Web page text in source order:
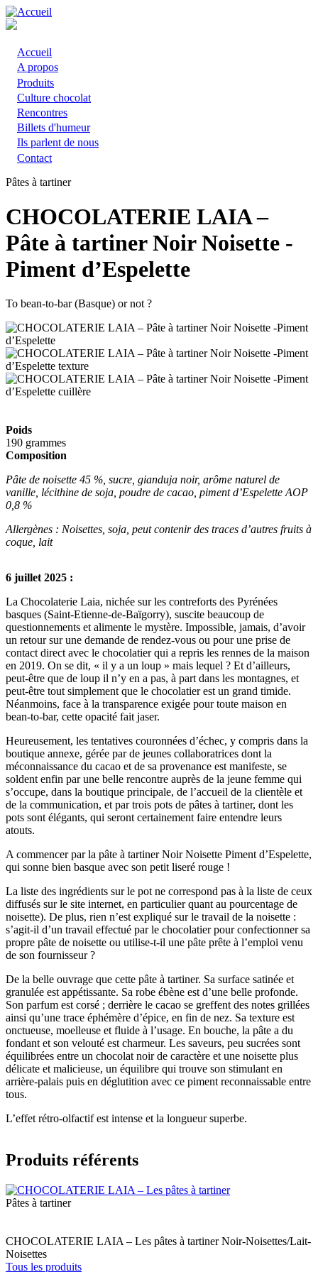
Aller
au
principal
Main
navigation
Accueil
A propos
Produits
Culture chocolat
Rencontres
Billets d'humeur
Ils parlent de nous
Contact
Pâtes à tartiner
CHOCOLATERIE LAIA –
Pâte à tartiner Noir Noisette -
Piment d’Espelette
To bean-to-bar (Basque) or not ?
Poids
190 grammes
Composition
Pâte de noisette 45 %, sucre, gianduja noir, arôme naturel de
vanille, lécithine de soja, poudre de cacao, piment d’Espelette AOP
0,8 %
Allergènes : Noisettes, soja, peut contenir des traces d’autres fruits à
coque, lait
6 juillet 2025 :
La Chocolaterie Laia, nichée sur les contreforts des Pyrénées
basques (Saint-Etienne-de-Baïgorry), suscite beaucoup de
questionnements et alimente le mystère. Impossible, jamais, d’avoir
un retour sur une demande de rendez-vous ou pour une prise de
contact direct avec le chocolatier qui a repris les rennes de la maison
en 2019. On se dit, « il y a un loup » mais lequel ? Et d’ailleurs,
peut-être que de loup il n’y en a pas, à part dans les montagnes, et
peut-être tout simplement que le chocolatier est un grand timide.
Néanmoins, face à la transparence exigée pour toute maison en
bean-to-bar, cette opacité fait jaser.
Heureusement, les tentatives couronnées d’échec, y compris dans la
boutique annexe, gérée par de jeunes collaboratrices dont la
méconnaissance du cacao et de sa provenance est manifeste, se
soldent enfin par une belle rencontre auprès de la jeune femme qui
s’occupe, dans la boutique principale, de l’accueil de la clientèle et
de la communication, et par trois pots de pâtes à tartiner, dont les
pots sont élégants, qui seront certainement faire entendre leurs
atouts.
A commencer par la pâte à tartiner Noir Noisette Piment d’Espelette,
qui sonne bien basque avec son petit liseré rouge !
La liste des ingrédients sur le pot ne correspond pas à la liste de ceux
diffusés sur le site internet, en particulier quant au pourcentage de
noisette). De plus, rien n’est expliqué sur le travail de la noisette :
s’agit-il d’un travail effectué par le chocolatier pour confectionner sa
propre pâte de noisette ou utilise-t-il une pâte prête à l’emploi venu
de son fournisseur ?
De la belle ouvrage que cette pâte à tartiner. Sa surface satinée et
granulée est appétissante. Sa robe ébène est d’une belle profonde.
Son parfum est corsé ; derrière le cacao se greffent des notes grillées
ainsi qu’une trace éphémère d’épice, en fin de nez. Sa texture est
onctueuse, moelleuse et fluide à l’usage. En bouche, la pâte a du
fondant et son velouté est charmeur. Les saveurs, peu sucrées sont
équilibrées entre un chocolat noir de caractère et une noisette plus
délicate et malicieuse, un équilibre qui trouve son stimulant en
arrière-palais puis en déglutition avec ce piment reconnaissable entre
tous.
L’effet rétro-olfactif est intense et la longueur superbe.
Produits référents
Pâtes à tartiner
CHOCOLATERIE LAIA – Les pâtes à tartiner Noir-Noisettes/Lait-
Noisettes
Tous les produits